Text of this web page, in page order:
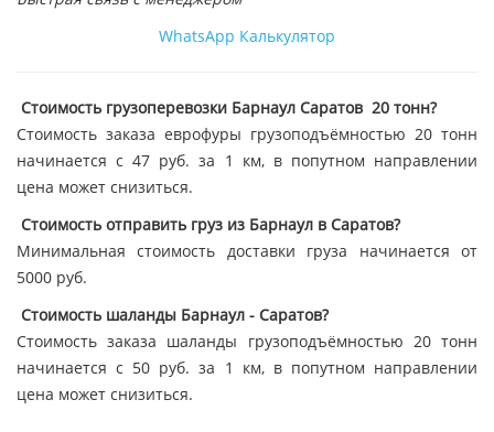
WhatsApp Калькулятор
Стоимость грузоперевозки Барнаул Саратов 20 тонн?
Стоимость заказа еврофуры грузоподъёмностью 20 тонн
начинается с 47 руб. за 1 км, в попутном направлении
цена может снизиться.
Стоимость отправить груз из Барнаул в Саратов?
Минимальная стоимость доставки груза начинается от
5000 руб.
Стоимость шаланды Барнаул - Саратов?
Стоимость заказа шаланды грузоподъёмностью 20 тонн
начинается с 50 руб. за 1 км, в попутном направлении
цена может снизиться.